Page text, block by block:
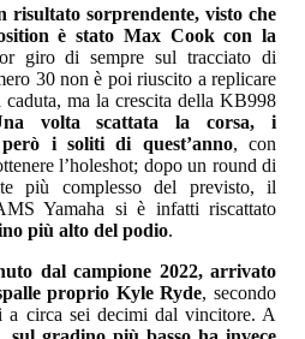
risultato sorprendente, visto che
è stato Max Cook con la
giro di sempre sul tracciato di
30 non è poi riuscito a replicare
ma la crescita della KB998
volta scattata la corsa, i
i soliti di quest’anno, con
l’holeshot; dopo un round di
più complesso del previsto, il
Yamaha si è infatti riscattato
più alto del podio.
dal campione 2022, arrivato
proprio Kyle Ryde, secondo
a circa sei decimi dal vincitore. A